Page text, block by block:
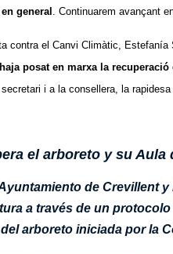
general . Continuarem avançant
contra el Canvi Climàtic, Estefanía
posat en marxa la recuperació
i a la consellera, la rapidesa
el arboreto y su Aula
de Crevillent
a través de un
arboreto iniciada por la